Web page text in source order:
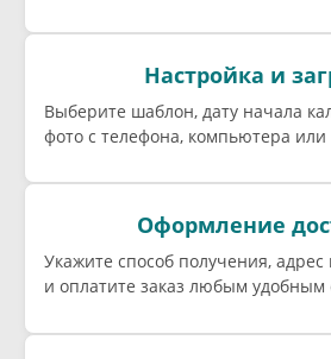
Настройка и
Выберите шаблон, дату начала
фото с телефона, компьютера или
Оформление
Укажите способ получения,
и оплатите заказ любым удобным